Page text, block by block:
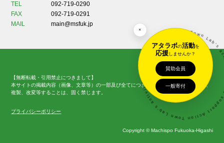
TEL
092-719-0290
FAX
092-719-0291
MAIL
main@msfuk.jp Let's support Action Town Lab's activities! • Let's
アタラボの活動を
応援しませんか？
賛助会員
一般寄付
×
【無断転載・引用禁止につきまして】
本サイトの掲載内容（画像、文章等）の一部及び全てにつきまして、無断で転載、転用、
複製、改変等することは、固く禁じます。
プライバシーポリシー
Copyright © Machispo Fukuoka-Higashi